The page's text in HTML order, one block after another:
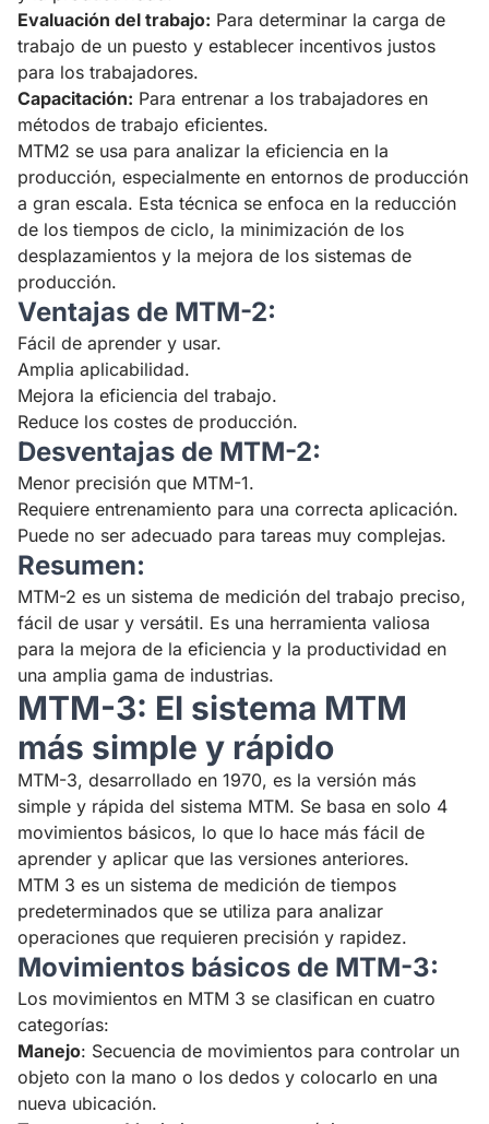
Evaluación del trabajo: Para determinar la carga de
trabajo de un puesto y establecer incentivos justos
para los trabajadores.
Capacitación: Para entrenar a los trabajadores en
métodos de trabajo eficientes.
MTM2 se usa para analizar la eficiencia en la
producción, especialmente en entornos de producción
a gran escala. Esta técnica se enfoca en la reducción
de los tiempos de ciclo, la minimización de los
desplazamientos y la mejora de los sistemas de
producción.
Ventajas de MTM-2:
Fácil de aprender y usar.
Amplia aplicabilidad.
Mejora la eficiencia del trabajo.
Reduce los costes de producción.
Desventajas de MTM-2:
Menor precisión que MTM-1.
Requiere entrenamiento para una correcta aplicación.
Puede no ser adecuado para tareas muy complejas.
Resumen:
MTM-2 es un sistema de medición del trabajo preciso,
fácil de usar y versátil. Es una herramienta valiosa
para la mejora de la eficiencia y la productividad en
una amplia gama de industrias.
MTM-3: El sistema MTM
más simple y rápido
MTM-3, desarrollado en 1970, es la versión más
simple y rápida del sistema MTM. Se basa en solo 4
movimientos básicos, lo que lo hace más fácil de
aprender y aplicar que las versiones anteriores.
MTM 3 es un sistema de medición de tiempos
predeterminados que se utiliza para analizar
operaciones que requieren precisión y rapidez.
Movimientos básicos de MTM-3:
Los movimientos en MTM 3 se clasifican en cuatro
categorías:
Manejo: Secuencia de movimientos para controlar un
objeto con la mano o los dedos y colocarlo en una
nueva ubicación.